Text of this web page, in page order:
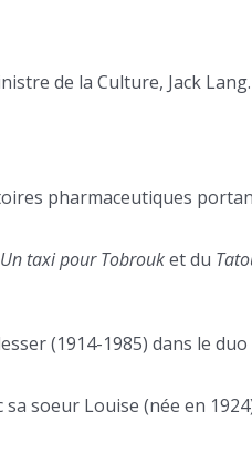
de la Culture, Jack
pharmaceutiques
Un taxi pour Tobrouket du
(1914-1985) dans le
soeur Louise (née en